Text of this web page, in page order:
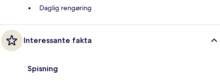
Daglig rengøring
Interessante fakta
Spisning